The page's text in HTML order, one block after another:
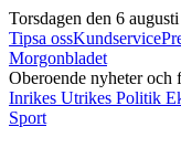
Torsdagen den 6
Tipsa ossKundservice
Morgonbladet
Oberoende nyheter
Inrikes Utrikes Politik
Sport